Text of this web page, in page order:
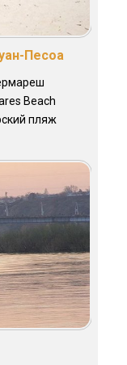
Песоа
Beach
пляж